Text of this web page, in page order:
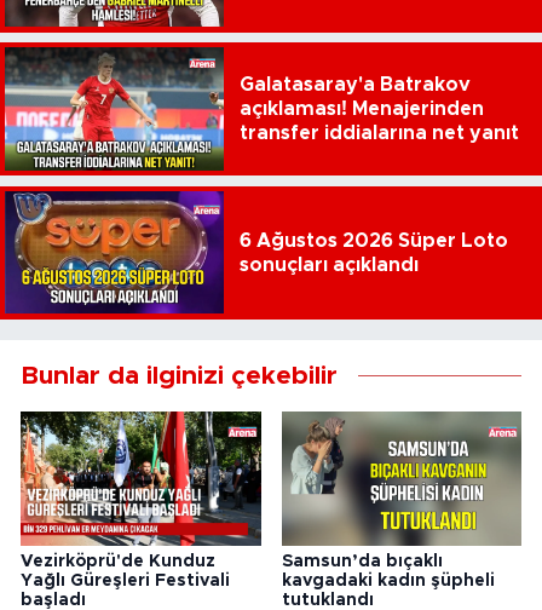
Galatasaray'a Batrakov
açıklaması! Menajerinden
transfer iddialarına net yanıt
6 Ağustos 2026 Süper Loto
sonuçları açıklandı
Bunlar da ilginizi çekebilir
Vezirköprü'de Kunduz
Yağlı Güreşleri Festivali
başladı
Samsun’da bıçaklı
kavgadaki kadın şüpheli
tutuklandı